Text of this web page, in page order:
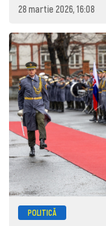
28 martie 2026, 16:08
POLITICĂ